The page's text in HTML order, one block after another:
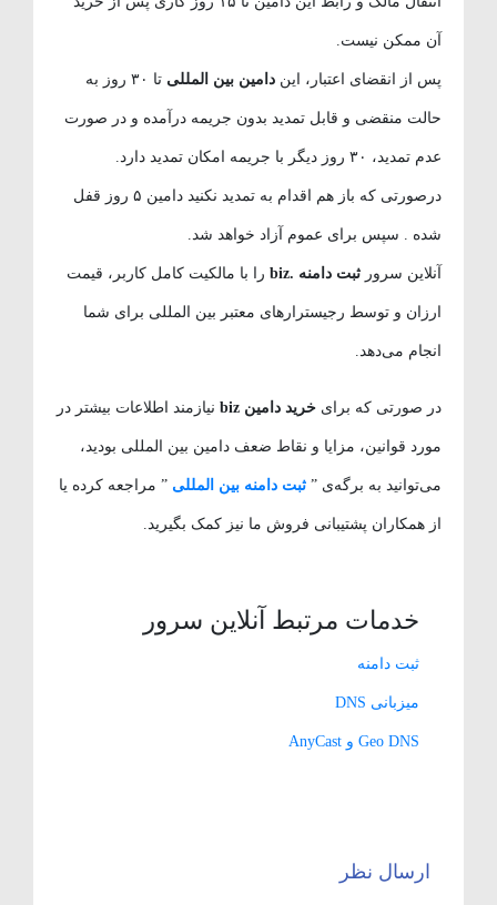
آن ممکن نیست.
پس از انقضای اعتبار، این دامین بین المللی تا ۳۰ روز به
حالت منقضی و قابل تمدید بدون جریمه درآمده و در صورت
عدم تمدید، ۳۰ روز دیگر با جریمه امکان تمدید دارد.
درصورتی که باز هم اقدام به تمدید نکنید دامین ۵ روز قفل
شده . سپس برای عموم آزاد خواهد شد.
آنلاین سرور ثبت دامنه .biz را با مالکیت کامل کاربر، قیمت
ارزان و توسط رجیسترارهای معتبر بین المللی برای شما
انجام می‌دهد.
در صورتی که برای خرید دامین biz نیازمند اطلاعات بیشتر در
مورد قوانین، مزایا و نقاط ضعف دامین بین المللی بودید،
می‌توانید به برگه‌ی ”ثبت دامنه بین المللی” مراجعه کرده یا
از همکاران پشتیبانی فروش ما نیز کمک بگیرید.
خدمات مرتبط آنلاین سرور
ثبت دامنه
میزبانی DNS
Geo DNS و AnyCast
ارسال نظر